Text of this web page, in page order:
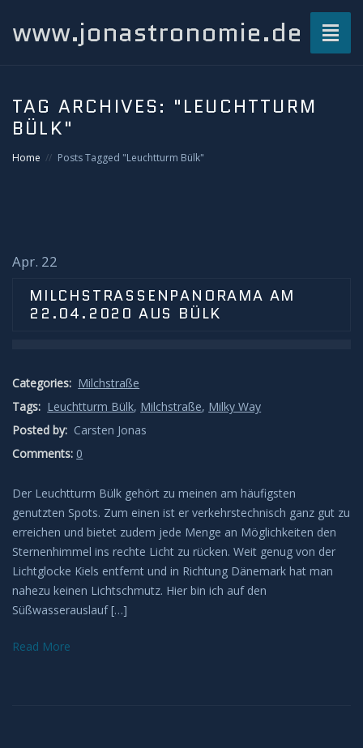
www.jonastronomie.de
Beiträge
Gewitterblitze
Grüner Blitz
Leuchtende Nachtwolken
Lichtsäulen
Mondhalos
Oppositionseffekt
Regenbögen
TAG ARCHIVES: "LEUCHTTURM
BÜLK"
Home Posts Tagged "Leuchtturm Bülk"
Apr. 22
MILCHSTRASSENPANORAMA AM 2
2.04.2020 AUS BÜLK
Categories: Milchstraße
Tags: Leuchtturm Bülk, Milchstraße, Milky Way
Posted by: Carsten Jonas
Comments: 0
Der Leuchtturm Bülk gehört zu meinen am häufigsten
genutzten Spots. Zum einen ist er verkehrstechnisch ganz gut zu
erreichen und bietet zudem jede Menge an Möglichkeiten den
Sternenhimmel ins rechte Licht zu rücken. Weit genug von der
Lichtglocke Kiels entfernt und in Richtung Dänemark hat man
nahezu keinen Lichtschmutz. Hier bin ich auf den
Süßwasserauslauf […]
Read More